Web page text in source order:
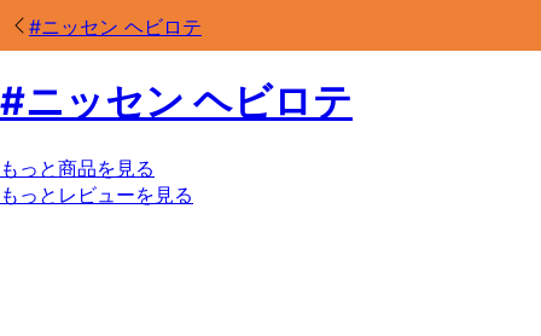
#ニッセン ヘビロテ
#ニッセン ヘビロテ
もっと商品を見る
もっとレビューを見る